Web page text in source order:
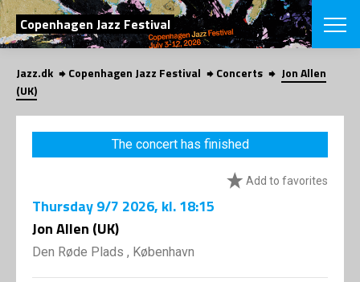
SEARCH
Copenhagen Jazz Festival
Danish
CHOOSE
VINTERJAZZ
Themes
LOCATIONS
Jazz.dk Copenhagen Jazz Festival Concerts
Jon Allen
(UK)
The concert has finished
Add to favorites
Thursday9/7 2026, kl. 18:15
Jon Allen (UK)
Den Røde Plads , København